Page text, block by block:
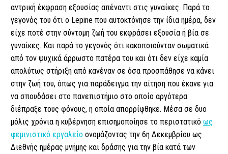
αντρική έκφραση εξουσίας απέναντι στις γυναίκες. Παρά το
γεγονός του ότι ο Lepine που αυτοκτόνησε την ίδια ημέρα, δεν
είχε ποτέ στην σύντομη ζωή του εκφράσει εξουσία ή βία σε
γυναίκες. Και παρά το γεγονός ότι κακοποιούνταν σωματικά
από τον ψυχικά άρρωστο πατέρα του και ότι δεν είχε καμία
απολύτως στήριξη από κανέναν σε όσα προσπάθησε να κάνει
στην ζωή του, όπως για παράδειγμα την αίτηση που έκανε για
να σπουδάσει στο πανεπιστήμιο στο οποίο αργότερα
διέπραξε τους φόνους, η οποία απορρίφθηκε. Μέσα σε δυο
μόλις χρόνια η κυβέρνηση επισημοποίησε το περιστατικό ως
φεμινιστικό εργαλείο ονομάζοντας την 6η Δεκεμβρίου ως
Διεθνής ημέρας μνήμης και δράσης για την βία κατά των